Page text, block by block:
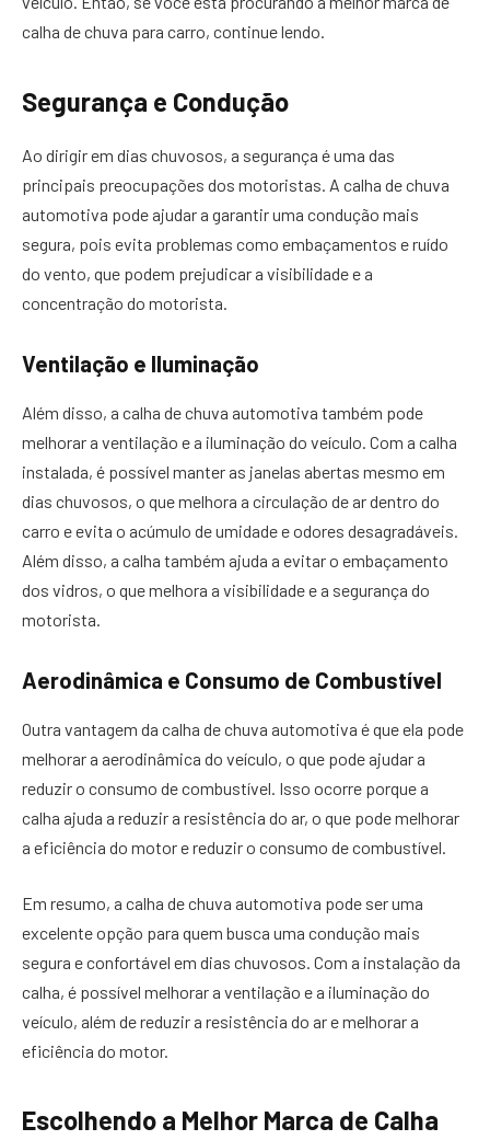
calha de chuva para carro, continue lendo.
Segurança e Condução
Ao dirigir em dias chuvosos, a segurança é uma das
principais preocupações dos motoristas. A calha de chuva
automotiva pode ajudar a garantir uma condução mais
segura, pois evita problemas como embaçamentos e ruído
do vento, que podem prejudicar a visibilidade e a
concentração do motorista.
Ventilação e Iluminação
Além disso, a calha de chuva automotiva também pode
melhorar a ventilação e a iluminação do veículo. Com a calha
instalada, é possível manter as janelas abertas mesmo em
dias chuvosos, o que melhora a circulação de ar dentro do
carro e evita o acúmulo de umidade e odores desagradáveis.
Além disso, a calha também ajuda a evitar o embaçamento
dos vidros, o que melhora a visibilidade e a segurança do
motorista.
Aerodinâmica e Consumo de Combustível
Outra vantagem da calha de chuva automotiva é que ela pode
melhorar a aerodinâmica do veículo, o que pode ajudar a
reduzir o consumo de combustível. Isso ocorre porque a
calha ajuda a reduzir a resistência do ar, o que pode melhorar
a eficiência do motor e reduzir o consumo de combustível.
Em resumo, a calha de chuva automotiva pode ser uma
excelente opção para quem busca uma condução mais
segura e confortável em dias chuvosos. Com a instalação da
calha, é possível melhorar a ventilação e a iluminação do
veículo, além de reduzir a resistência do ar e melhorar a
eficiência do motor.
Escolhendo a Melhor Marca de Calha